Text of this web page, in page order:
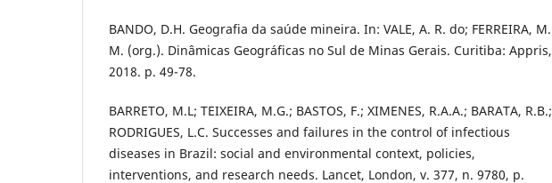
BANDO, D.H. Geografia da saúde mineira. In: VALE, A. R. do; FERREIRA, M.
M. (org.). Dinâmicas Geográficas no Sul de Minas Gerais. Curitiba: Appris,
2018. p. 49-78.
BARRETO, M.L; TEIXEIRA, M.G.; BASTOS, F.; XIMENES, R.A.A.; BARATA, R.B.;
RODRIGUES, L.C. Successes and failures in the control of infectious
diseases in Brazil: social and environmental context, policies,
interventions, and research needs. Lancet, London, v. 377, n. 9780, p.